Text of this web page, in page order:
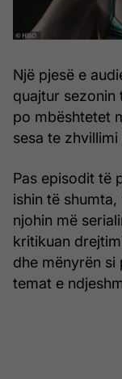
Një pjesë e
quajtur sezonin
po mbështetet
sesa te
Pas episodit të
ishin të
njohin më
kritikuan
dhe mënyrën
temat e